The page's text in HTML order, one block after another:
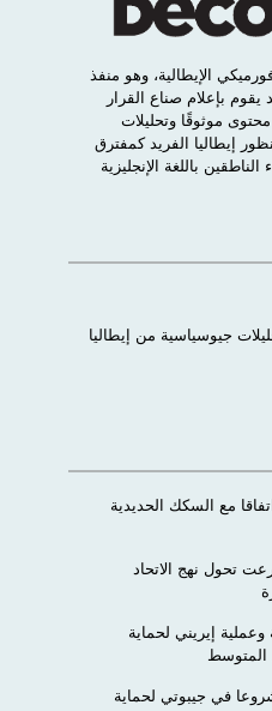
الإيطالية، وهو منفذ
يقوم بإعلام صناع القرار
محتوى موثوقًا وتحليلات
إيطاليا الفريد كمفترق
الناطقين باللغة الإنجليزية
جيوسياسية من إيطاليا
مع السكك الحديدية
تحول نهج الاتحاد
وعملية إيريني لحماية
المتوسط
في جيبوتي لحماية